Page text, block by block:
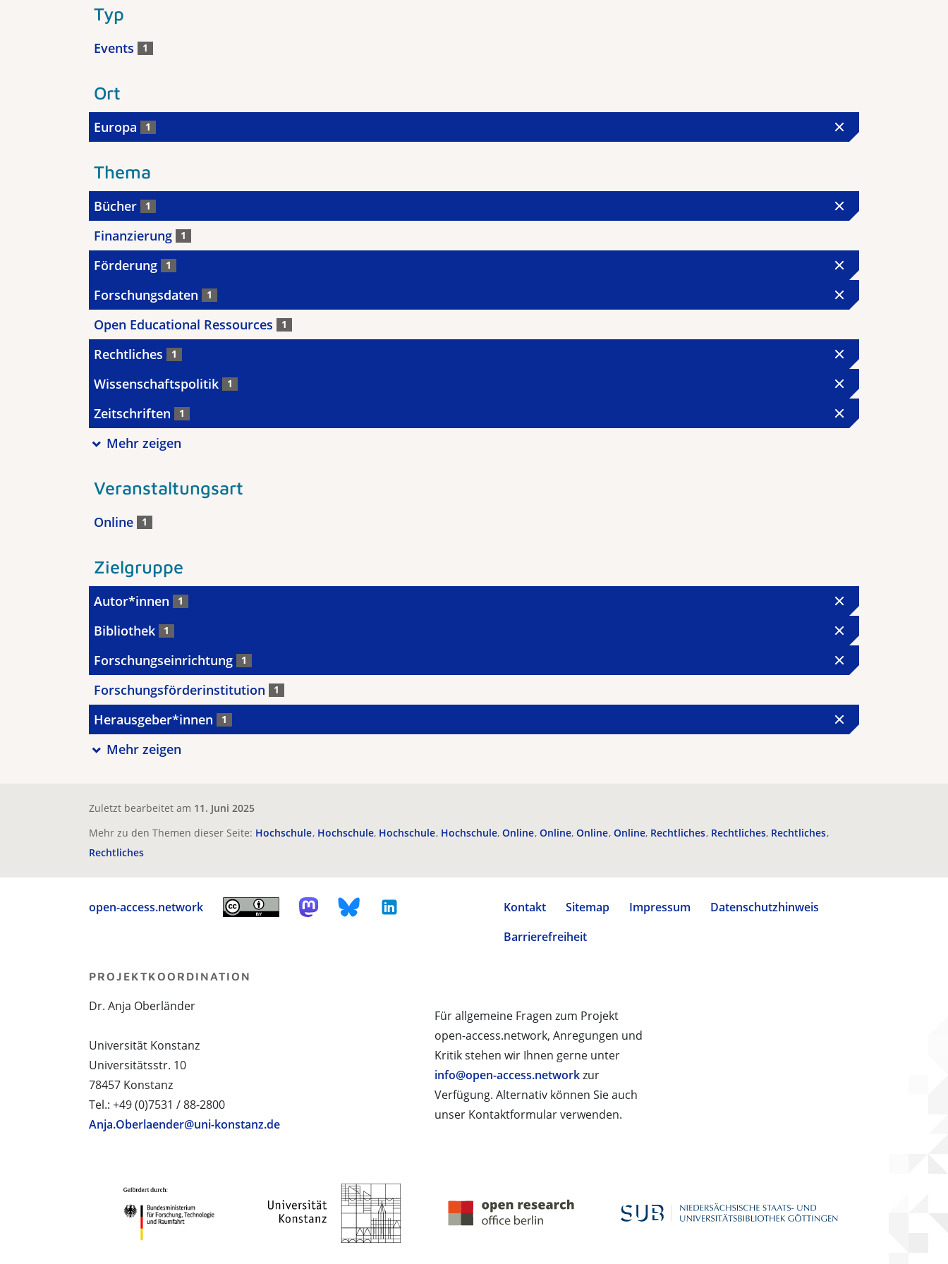
Typ
Events 1
Ort
Europa 1
Thema
Bücher 1
Finanzierung 1
Förderung 1
Forschungsdaten 1
Open Educational Ressources 1
Rechtliches 1
Wissenschaftspolitik 1
Zeitschriften 1
Mehr zeigen
Veranstaltungsart
Online 1
Zielgruppe
Autor*innen 1
Bibliothek 1
Forschungseinrichtung 1
Forschungsförderinstitution 1
Herausgeber*innen 1
Mehr zeigen
Zuletzt bearbeitet am 11. Juni 2025
Mehr zu den Themen dieser Seite: Hochschule Hochschule Hochschule Hochschule Online Online Online Online Rechtliches Rechtliches Rechtliches
Rechtliches
open-access.network Kontakt Sitemap Impressum
Datenschutzhinweis
Barrierefreiheit
Für allgemeine Fragen zum Projekt
open-access.network, Anregungen und
Kritik stehen wir Ihnen gerne unter
info@open-access.networkzur
Verfügung. Alternativ können Sie auch
unser Kontaktformular verwenden.
PROJEKTKOORDINATION
Dr. Anja Oberländer
Universität Konstanz
Universitätsstr. 10
78457 Konstanz
Tel.: +49 (0)7531 / 88-2800
Anja.Oberlaender@uni-konstanz.de